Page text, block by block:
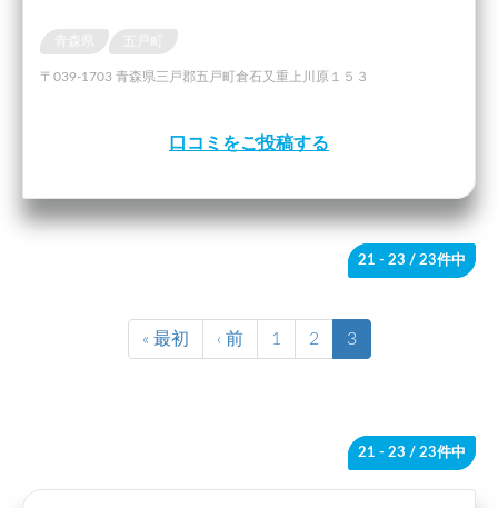
青森県
〒039-1703 青森県三戸郡五戸町倉石又重上川原１５３
口コミをご投稿する
21 - 23 / 23件中
« 最初 ‹ 前 1 2 3
21 - 23 / 23件中